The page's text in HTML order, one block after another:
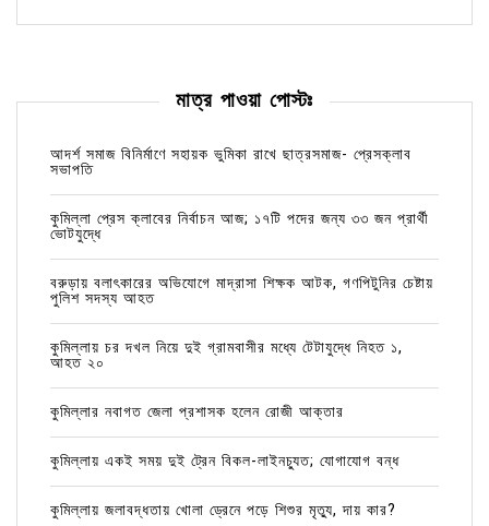
মাত্র পাওয়া পোস্টঃ
আদর্শ সমাজ বিনির্মাণে সহায়ক ভুমিকা রাখে ছাত্রসমাজ- প্রেসক্লাব
সভাপতি
কুমিল্লা প্রেস ক্লাবের নির্বাচন আজ; ১৭টি পদের জন্য ৩৩ জন প্রার্থী
ভোটযুদ্ধে
বরুড়ায় বলাৎকারের অভিযোগে মাদ্রাসা শিক্ষক আটক, গণপিটুনির চেষ্টায়
পুলিশ সদস্য আহত
কুমিল্লায় চর দখল নিয়ে দুই গ্রামবাসীর মধ্যে টেটাযুদ্ধে নিহত ১,
আহত ২০
কুমিল্লার নবাগত জেলা প্রশাসক হলেন রোজী আক্তার
কুমিল্লায় একই সময় দুই ট্রেন বিকল-লাইনচ্যুত; যোগাযোগ বন্ধ
কুমিল্লায় জলাবদ্ধতায় খোলা ড্রেনে পড়ে শিশুর মৃত্যু, দায় কার?